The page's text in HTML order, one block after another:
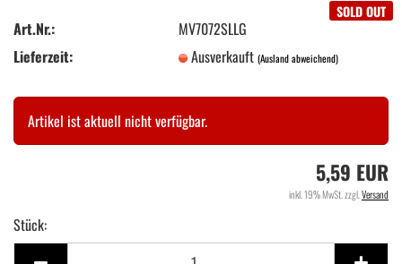
SOLD OUT
Art.Nr.:
MV7072SLLG
Lieferzeit:
Ausverkauft(Ausland abweichend)
Artikel ist aktuell nicht verfügbar.
5,59 EUR
inkl. 19% MwSt. zzgl. Versand
Stück:
Stück